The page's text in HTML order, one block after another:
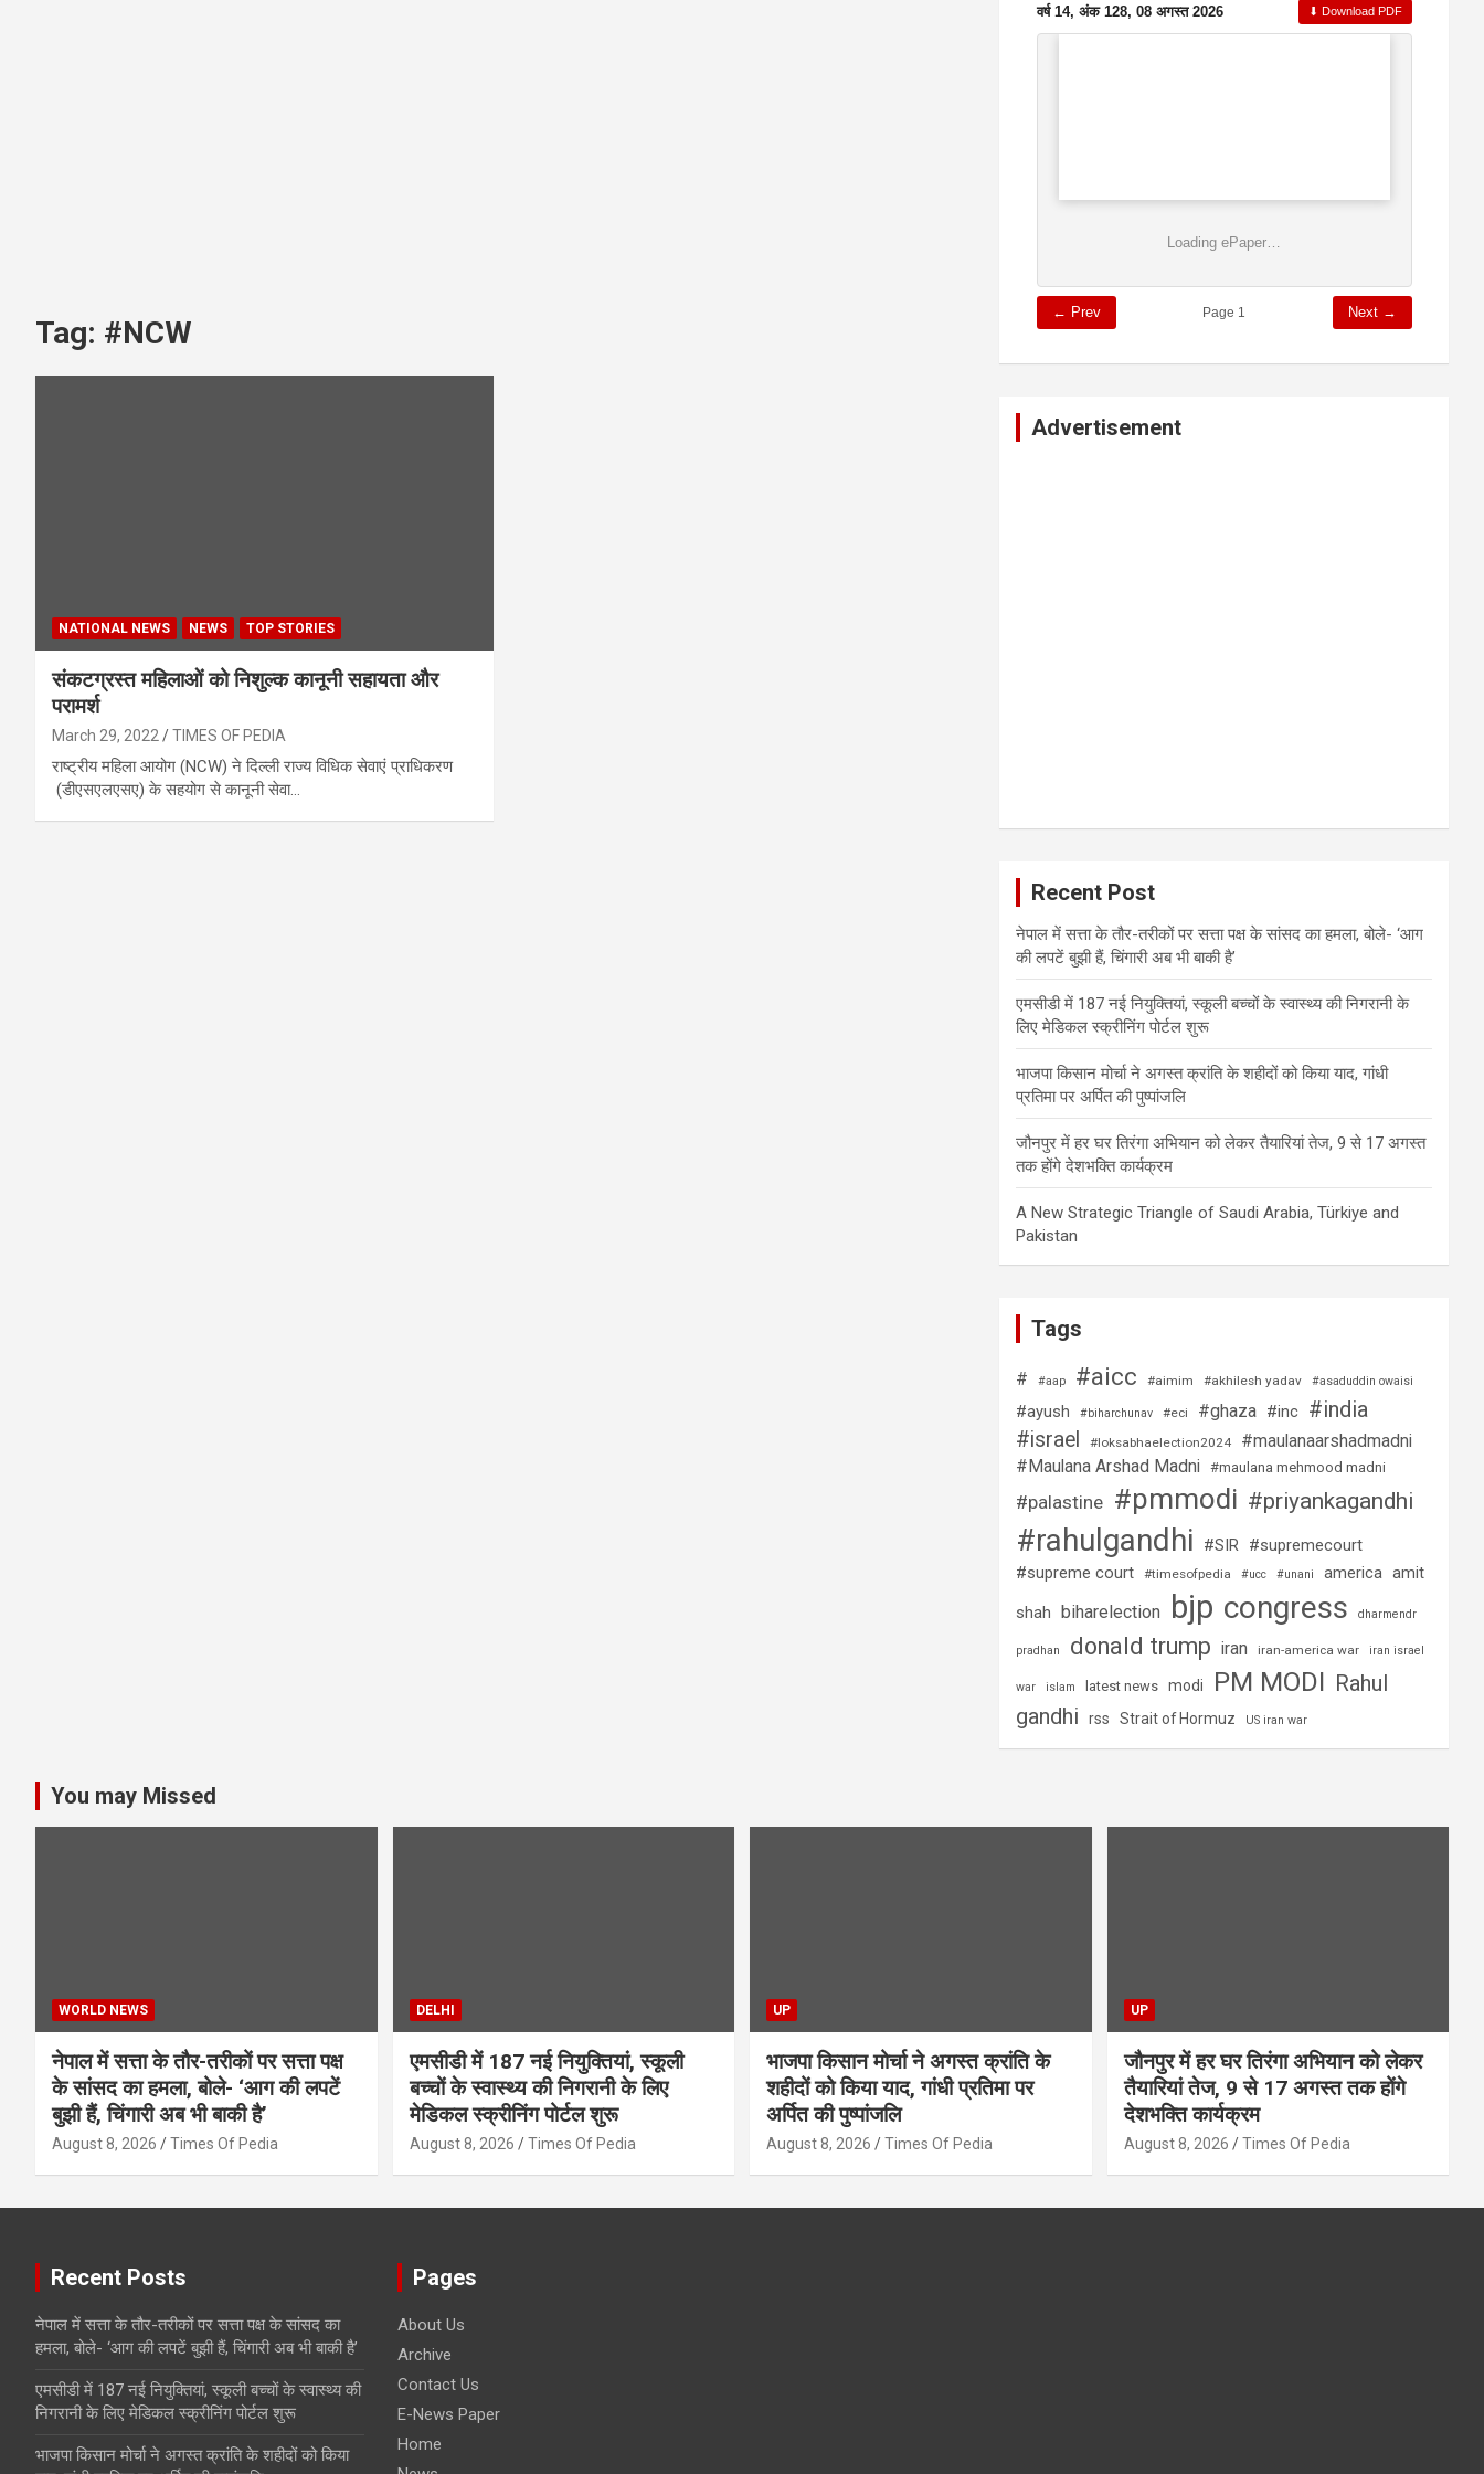
Tag: #NCW
NATIONAL NEWS NEWS TOP STORIES
संकटग्रस्त महिलाओं को निशुल्‍क कानूनी सहायता और
परामर्श
March 29, 2022 TIMES OF PEDIA
राष्ट्रीय महिला आयोग (NCW) ने दिल्‍ली राज्‍य विधिक सेवाएं प्राधिकरण
(डीएसएलएसए) के सहयोग से कानूनी सेवा…
वर्ष 14, अंक 128, 08 अगस्त 2026 ⬇ Download PDF
Loading ePaper…
← Prev Page 1 Next →
Advertisement
Recent Post
नेपाल में सत्ता के तौर-तरीकों पर सत्ता पक्ष के सांसद का हमला, बोले- ‘आग
की लपटें बुझी हैं, चिंगारी अब भी बाकी है’
एमसीडी में 187 नई नियुक्तियां, स्कूली बच्चों के स्वास्थ्य की निगरानी के
लिए मेडिकल स्क्रीनिंग पोर्टल शुरू
भाजपा किसान मोर्चा ने अगस्त क्रांति के शहीदों को किया याद, गांधी
प्रतिमा पर अर्पित की पुष्पांजलि
जौनपुर में हर घर तिरंगा अभियान को लेकर तैयारियां तेज, 9 से 17 अगस्त
तक होंगे देशभक्ति कार्यक्रम
A New Strategic Triangle of Saudi Arabia, Türkiye and
Pakistan
Tags
# #aap #aicc #aimim #akhilesh yadav #asaduddin owaisi
#ayush #biharchunav #eci #ghaza #inc #india
#israel #loksabhaelection2024
#maulanaarshadmadni
#Maulana Arshad Madni
#maulana mehmood madni
#palastine #pmmodi #priyankagandhi
#rahulgandhi #SIR #supremecourt
#supreme court
#timesofpedia #ucc #unani america amit
shah biharelection bjp congress dharmendr
pradhan donald trump iran iran-america war iran israel
war islam latest news modi PM MODI Rahul
gandhi
rss Strait of Hormuz US iran war
You may Missed
WORLD NEWS
नेपाल में सत्ता के तौर-तरीकों पर सत्ता पक्ष
के सांसद का हमला, बोले- ‘आग की लपटें
बुझी हैं, चिंगारी अब भी बाकी है’
August 8, 2026 Times Of Pedia
DELHI
एमसीडी में 187 नई नियुक्तियां, स्कूली
बच्चों के स्वास्थ्य की निगरानी के लिए
मेडिकल स्क्रीनिंग पोर्टल शुरू
August 8, 2026 Times Of Pedia
UP
भाजपा किसान मोर्चा ने अगस्त क्रांति के
शहीदों को किया याद, गांधी प्रतिमा पर
अर्पित की पुष्पांजलि
August 8, 2026 Times Of Pedia
UP
जौनपुर में हर घर तिरंगा अभियान को लेकर
तैयारियां तेज, 9 से 17 अगस्त तक होंगे
देशभक्ति कार्यक्रम
August 8, 2026 Times Of Pedia
Recent Posts
नेपाल में सत्ता के तौर-तरीकों पर सत्ता पक्ष के सांसद का
हमला, बोले- ‘आग की लपटें बुझी हैं, चिंगारी अब भी बाकी है’
एमसीडी में 187 नई नियुक्तियां, स्कूली बच्चों के स्वास्थ्य की
निगरानी के लिए मेडिकल स्क्रीनिंग पोर्टल शुरू
भाजपा किसान मोर्चा ने अगस्त क्रांति के शहीदों को किया
Pages
About Us
Archive
Contact Us
E-News Paper
Home